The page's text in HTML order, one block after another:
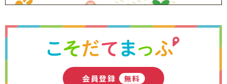
会員登録 無料